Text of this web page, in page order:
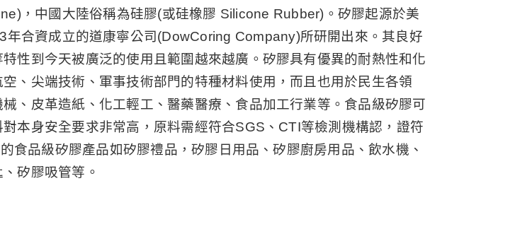
，中國大陸俗稱為硅膠(或硅橡膠 Silicone Rubber)。矽膠起源於美
合資成立的道康寧公司(DowCoring Company)所研開出來。其良好
性到今天被廣泛的使用且範圍越來越廣。矽膠具有優異的耐熱性和化
、尖端技術、軍事技術部門的特種材料使用，而且也用於民生各領
、皮革造紙、化工輕工、醫藥醫療、食品加工行業等。食品級矽膠可
本身安全要求非常高，原料需經符合SGS、CTI等檢測機構認，證符
品級矽膠產品如矽膠禮品，矽膠日用品、矽膠廚房用品、飲水機、
矽膠吸管等。